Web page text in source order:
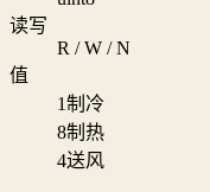
读写
R / W / N
值
1制冷
8制热
4送风